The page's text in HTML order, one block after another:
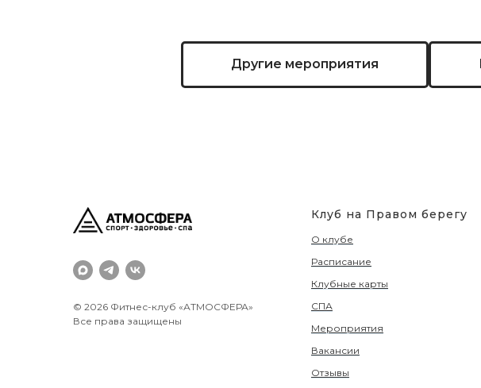
Другие мероприятия
© 2026 Фитнес-клуб «АТМОСФЕРА»
Все права защищены
Клуб на Правом берегу
О клубе
Расписание
Клубные карты
СПА
Мероприятия
Вакансии
Отзывы